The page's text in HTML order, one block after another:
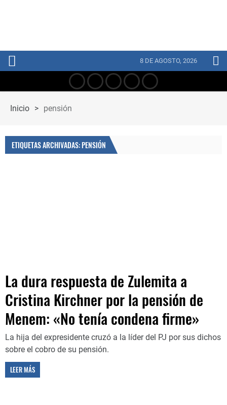
8 DE AGOSTO, 2026
Inicio > pensión
ETIQUETAS ARCHIVADAS: PENSIÓN
La dura respuesta de Zulemita a
Cristina Kirchner por la pensión de
Menem: «No tenía condena firme»
La hija del expresidente cruzó a la líder del PJ por sus dichos
sobre el cobro de su pensión.
LEER MÁS